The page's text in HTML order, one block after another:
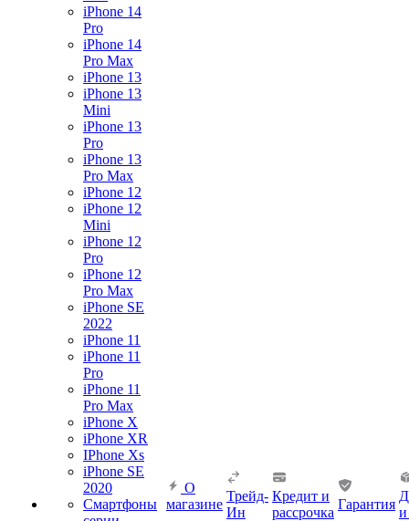
iPhone 14
Pro
iPhone 14
Pro Max
iPhone 13
iPhone 13
Mini
iPhone 13
Pro
iPhone 13
Pro Max
iPhone 12
iPhone 12
Mini
iPhone 12
Pro
iPhone 12
Pro Max
iPhone SE
2022
iPhone 11
iPhone 11
Pro
iPhone 11
Pro Max
iPhone X
iPhone XR
IPhone Xs
iPhone SE
2020
Смартфоны
О
магазине
Трейд-
Ин
Кредит и
рассрочка
Гарантия
и